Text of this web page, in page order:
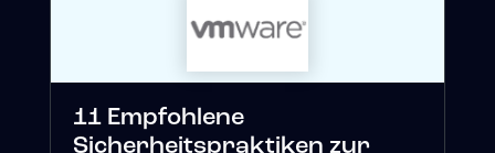
11 Empfohlene
Sicherheitspraktiken zur